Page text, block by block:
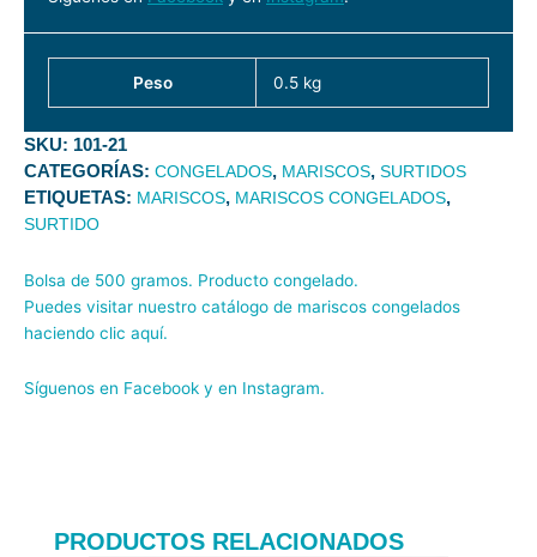
Peso 0.5 kg
SKU: 101-21
CATEGORÍAS: CONGELADOS, MARISCOS, SURTIDOS
ETIQUETAS: MARISCOS, MARISCOS CONGELADOS,
SURTIDO
Bolsa de 500 gramos. Producto congelado.
Puedes visitar nuestro catálogo de mariscos congelados
haciendo clic aquí.
Síguenos en Facebook y en Instagram.
PRODUCTOS RELACIONADOS